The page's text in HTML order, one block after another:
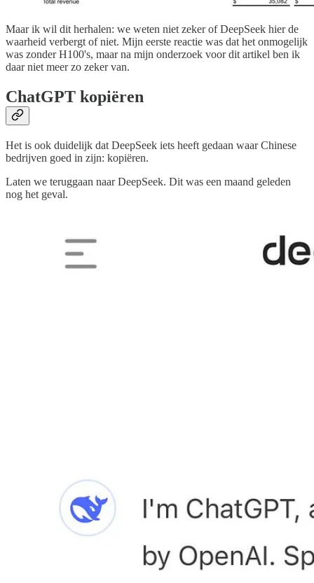
Maar ik wil dit herhalen: we weten niet zeker of DeepSeek hier de
waarheid verbergt of niet. Mijn eerste reactie was dat het onmogelijk
was zonder H100's, maar na mijn onderzoek voor dit artikel ben ik
daar niet meer zo zeker van.
ChatGPT kopiëren
Het is ook duidelijk dat DeepSeek iets heeft gedaan waar Chinese
bedrijven goed in zijn: kopiëren.
Laten we teruggaan naar DeepSeek. Dit was een maand geleden
nog het geval.